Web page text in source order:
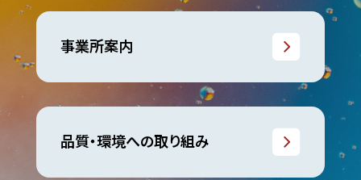
事業所案内
品質・環境への取り組み